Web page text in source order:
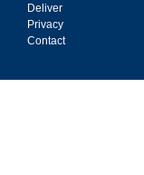
Deliver
Privacy
Contact